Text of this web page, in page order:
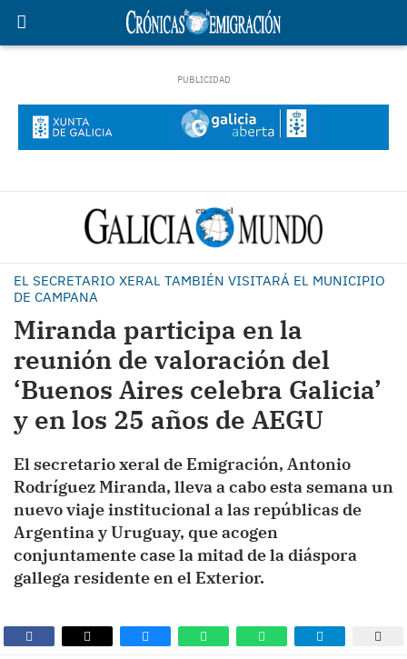
EL SECRETARIO XERAL TAMBIÉN VISITARÁ EL MUNICIPIO
DE CAMPANA
Miranda participa en la
reunión de valoración del
‘Buenos Aires celebra Galicia’
y en los 25 años de AEGU
El secretario xeral de Emigración, Antonio
Rodríguez Miranda, lleva a cabo esta semana un
nuevo viaje institucional a las repúblicas de
Argentina y Uruguay, que acogen
conjuntamente case la mitad de la diáspora
gallega residente en el Exterior.